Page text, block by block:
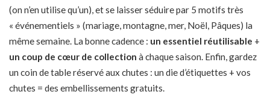
(on n’en utilise qu’un), et se laisser séduire par 5 motifs très
« événementiels » (mariage, montagne, mer, Noël, Pâques) la
même semaine. La bonne cadence : un essentiel réutilisable +
un coup de cœur de collection à chaque saison. Enfin, gardez
un coin de table réservé aux chutes : un die d’étiquettes + vos
chutes = des embellissements gratuits.